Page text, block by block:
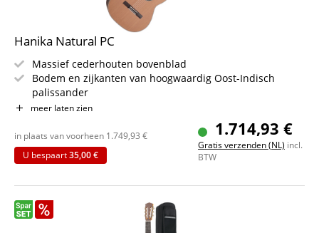
Hanika Natural PC
Massief cederhouten bovenblad
Bodem en zijkanten van hoogwaardig Oost-Indisch
palissander
Doorlopende Cedro-hals, afgewerkt met ebbenhout
Rubner HE-stemmechanieken met ebbenhouten
stemknoppen
Het hele instrument is voorzien van een zeer dunne,
meer laten zien
1.714,93 €
Gratis verzenden (NL) incl.
BTW
in plaats van voorheen 1.749,93 €
U bespaart35,00 €